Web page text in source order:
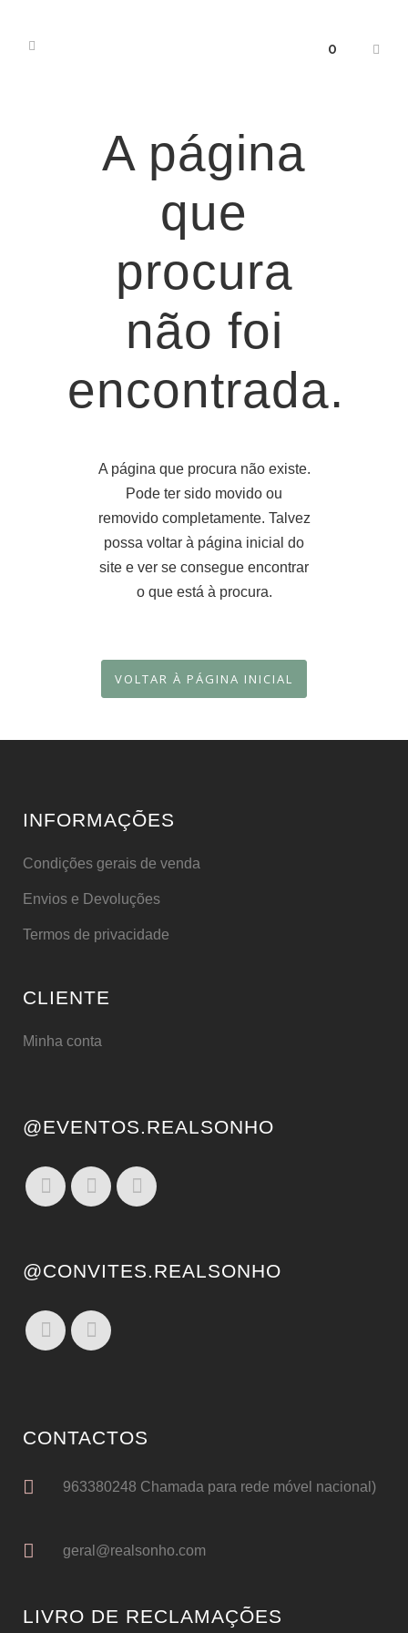
0
A página
que
procura
não foi
encontrada.
A página que procura não existe.
Pode ter sido movido ou
removido completamente. Talvez
possa voltar à página inicial do
site e ver se consegue encontrar
o que está à procura.
VOLTAR À PÁGINA INICIAL
INFORMAÇÕES
Condições gerais de venda
Envios e Devoluções
Termos de privacidade
CLIENTE
Minha conta
@EVENTOS.REALSONHO
@CONVITES.REALSONHO
CONTACTOS
963380248 Chamada para rede móvel nacional)
geral@realsonho.com
LIVRO DE RECLAMAÇÕES